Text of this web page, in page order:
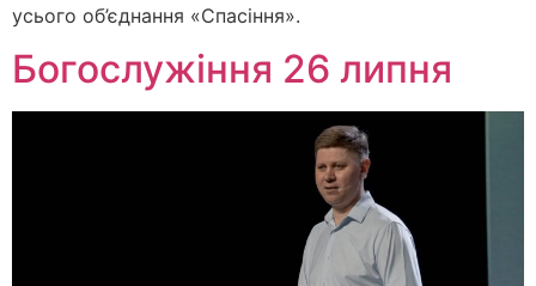
усього об’єднання «Спасіння».
Богослужіння 26 липня